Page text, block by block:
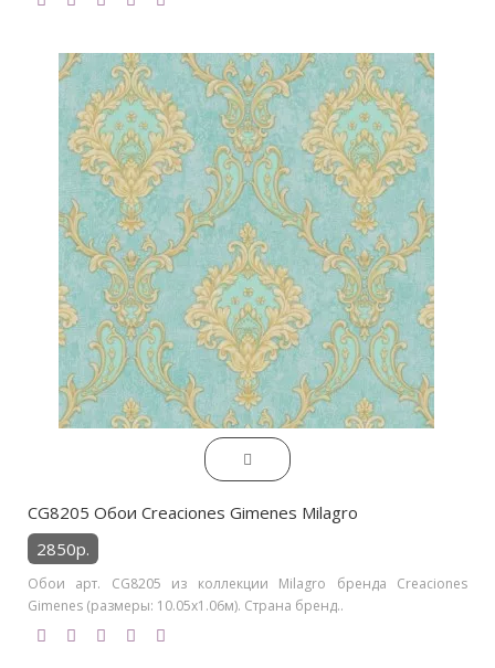
CG8205 Обои Creaciones Gimenes Milagro
2850р.
Обои арт. CG8205 из коллекции Milagro бренда Creaciones
Gimenes (размеры: 10.05х1.06м). Страна бренд..